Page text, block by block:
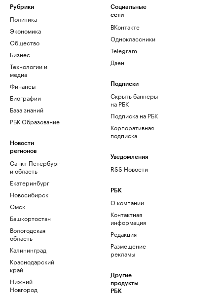
Рубрики
Политика
Экономика
Общество
Бизнес
Технологии и
медиа
Финансы
Биографии
База знаний
РБК Образование
Новости
регионов
Санкт-Петербург
и область
Екатеринбург
Новосибирск
Омск
Башкортостан
Вологодская
область
Калининград
Краснодарский
край
Нижний
Новгород
Социальные
сети
ВКонтакте
Одноклассники
Telegram
Дзен
Подписки
Скрыть баннеры
на РБК
Подписка на РБК
Корпоративная
подписка
Уведомления
RSS Новости
РБК
О компании
Контактная
информация
Редакция
Размещение
рекламы
Другие
продукты
РБК